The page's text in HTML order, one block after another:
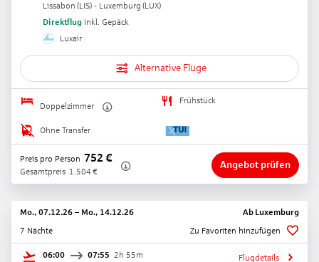
Lissabon (LIS) - Luxemburg (LUX)
Direktflug Inkl. Gepäck
Luxair
Alternative Flüge
Doppelzimmer
Frühstück
Ohne Transfer
Preis pro Person 752 €
Gesamtpreis 1.504 €
Angebot prüfen
Mo., 07.12.26 – Mo., 14.12.26 Ab Luxemburg
7 Nächte
Zu Favoriten hinzufügen
06:00 07:55 2h 55m Flugdetails